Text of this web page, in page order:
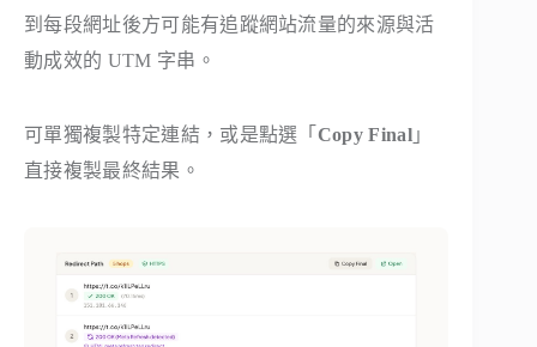
到每段網址後方可能有追蹤網站流量的來源與活
動成效的 UTM 字串。
可單獨複製特定連結，或是點選「 Copy Final 」
直接複製最終結果。